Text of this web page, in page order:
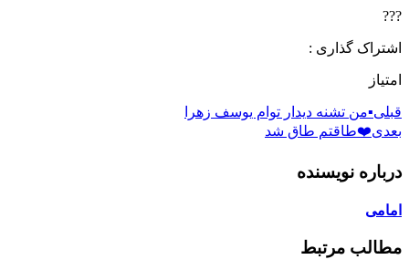
???
اشتراک گذاری :
امتیاز
قبلی▪️من تشنه دیدار توام یوسف زهرا
بعدی❤️طاقتم طاق شد
درباره نویسنده
امامی
مطالب مرتبط